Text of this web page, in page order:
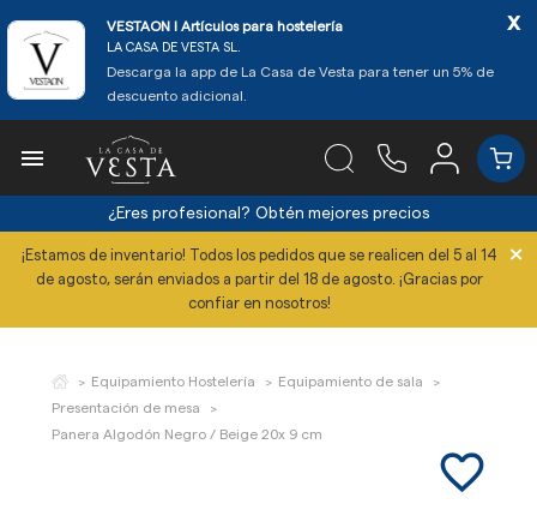
VESTAON l Artículos para hostelería
LA CASA DE VESTA SL.
Descarga la app de La Casa de Vesta para tener un 5% de
descuento adicional.
x

¿Eres profesional? Obtén mejores precios
¡Estamos de inventario! Todos los pedidos que se realicen del 5 al 14
de agosto, serán enviados a partir del 18 de agosto. ¡Gracias por
confiar en nosotros!
×
Equipamiento Hostelería
Equipamiento de sala
Presentación de mesa
Panera Algodón Negro / Beige 20x 9 cm
favorite_border